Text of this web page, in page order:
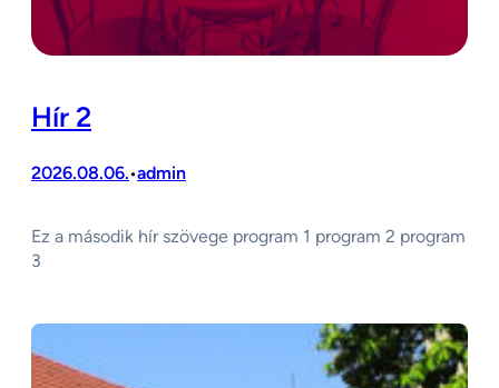
Hír 2
2026.08.06.•admin
Ez a második hír szövege program 1 program 2 program
3